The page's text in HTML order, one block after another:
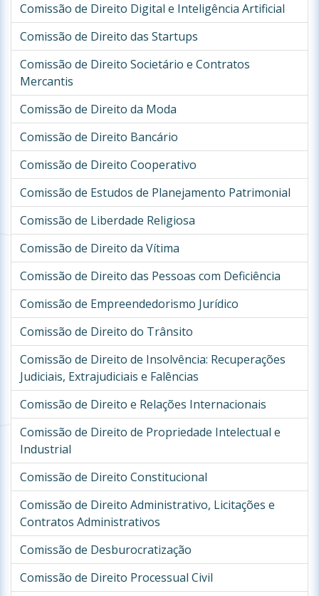
Comissão de Direito Digital e Inteligência Artificial
Comissão de Direito das Startups
Comissão de Direito Societário e Contratos
Mercantis
Comissão de Direito da Moda
Comissão de Direito Bancário
Comissão de Direito Cooperativo
Comissão de Estudos de Planejamento Patrimonial
Comissão de Liberdade Religiosa
Comissão de Direito da Vítima
Comissão de Direito das Pessoas com Deficiência
Comissão de Empreendedorismo Jurídico
Comissão de Direito do Trânsito
Comissão de Direito de Insolvência: Recuperações
Judiciais, Extrajudiciais e Falências
Comissão de Direito e Relações Internacionais
Comissão de Direito de Propriedade Intelectual e
Industrial
Comissão de Direito Constitucional
Comissão de Direito Administrativo, Licitações e
Contratos Administrativos
Comissão de Desburocratização
Comissão de Direito Processual Civil